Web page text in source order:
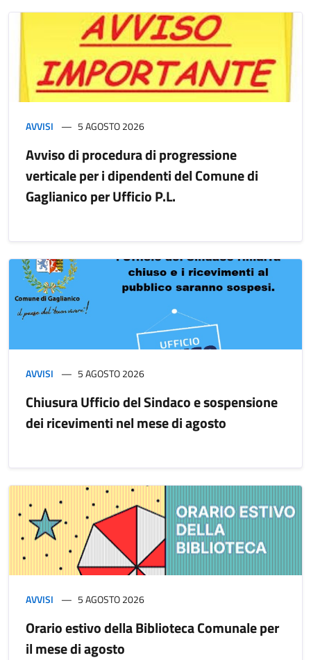
AVVISI 5 AGOSTO 2026
Avviso di procedura di progressione
verticale per i dipendenti del Comune di
Gaglianico per Ufficio P.L.
AVVISI 5 AGOSTO 2026
Chiusura Ufficio del Sindaco e sospensione
dei ricevimenti nel mese di agosto
AVVISI 5 AGOSTO 2026
Orario estivo della Biblioteca Comunale per
il mese di agosto